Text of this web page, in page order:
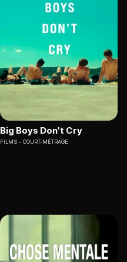
Big Boys Don't Cry
FILMS COURT-MÉTRAGE